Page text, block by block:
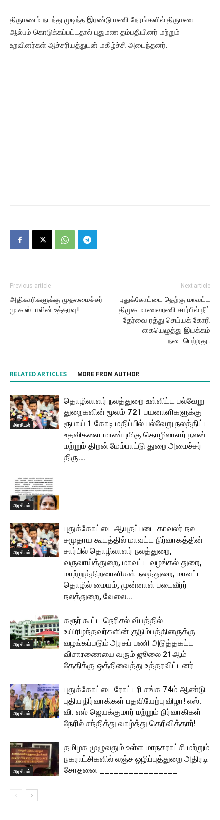
திருமணம் நடந்து முடிந்த இரண்டு மணி நேரங்களில் திருமண
ஆல்பம் கொடுக்கப்பட்டதால் புதுமண தம்பதியினர் மற்றும்
உறவினர்கள் ஆச்சரியத்துடன் மகிழ்ச்சி அடைந்தனர்.
Previous article
அதிகாரிகளுக்கு முதலமைச்சர்
மு.க.ஸ்டாலின் உத்தரவு!
Next article
புதுக்கோட்டை தெற்கு மாவட்ட
திமுக மாணவரணி சார்பில் நீட்
தேர்வை ரத்து செய்யக் கோரி
கையெழுத்து இயக்கம்
நடைபெற்றது..
RELATED ARTICLES MORE FROM AUTHOR
அரசியல்
தொழிலாளர் நலத்துறை உள்ளிட்ட பல்வேறு
துறைகளின் மூலம் 721 பயனாளிகளுக்கு
ரூபாய் 1 கோடி மதிப்பில் பல்வேறு நலத்திட்ட
உதவிகளை மாண்புமிகு தொழிலாளர் நலன்
மற்றும் திறன் மேம்பாட்டு துறை அமைச்சர்
திரு....
அரசியல்
அரசியல்
புதுக்கோட்டை ஆயுதப்படை காவலர் நல
சமுதாய கூடத்தில் மாவட்ட நிர்வாகத்தின்
சார்பில் தொழிலாளர் நலத்துறை,
வருவாய்த்துறை, மாவட்ட வழங்கல் துறை,
மாற்றுத்திறனாளிகள் நலத்துறை, மாவட்ட
தொழில் மையம், முன்னாள் படைவீரர்
நலத்துறை, வேலை...
அரசியல்
கரூர் கூட்ட நெரிசல் விபத்தில்
உயிரிழந்தவர்களின் குடும்பத்தினருக்கு
வழங்கப்படும் அரசுப் பணி அடுத்தகட்ட
விசாரணையை வரும் ஜூலை 21ஆம்
தேதிக்கு ஒத்திவைத்து உத்தரவிட்டனர்
அரசியல்
புதுக்கோட்டை ரோட்டரி சங்க 74ம் ஆண்டு
புதிய நிர்வாகிகள் பதவியேற்பு விழா! எஸ்.
வி. எஸ் ஜெயக்குமார் மற்றும் நிர்வாகிகள்
நேரில் சந்தித்து வாழ்த்து தெரிவித்தார்!
அரசியல்
தமிழக முழுவதும் உள்ள மாநகராட்சி மற்றும்
நகராட்சிகளில் லஞ்ச ஒழிப்புத்துறை அதிரடி
சோதனை ________________